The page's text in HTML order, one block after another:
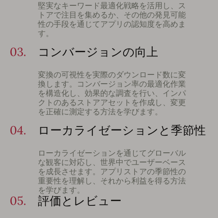
堅実なキーワード最適化戦略を活用し、ス
トアで注目を集めるか、その他の発見可能
性の手段を通じてアプリの認知度を高めま
す。
03. コンバージョンの向上
変換の可視性を実際のダウンロード数に変
換します。コンバージョン率の最適化作業
を構造化し、効果的な調査を行い、インパ
クトのあるストアアセットを作成し、変更
を正確に測定する方法を学びます。
04. ローカライゼーションと季節性
ローカライゼーションを通じてグローバル
な観客に対応し、世界中でユーザーベース
を成長させます。アプリストアの季節性の
重要性を理解し、それから利益を得る方法
を学びます。
05. 評価とレビュー